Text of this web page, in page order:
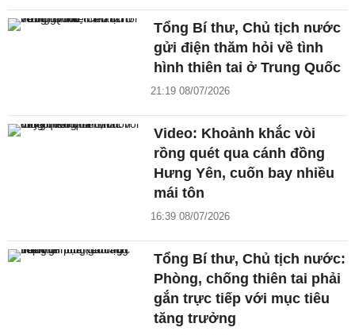
Tổng Bí thư, Chủ tịch nước
gửi điện thăm hỏi về tình
hình thiên tai ở Trung Quốc
21:19 08/07/2026
Video: Khoảnh khắc vòi
rồng quét qua cánh đồng
Hưng Yên, cuốn bay nhiều
mái tôn
16:39 08/07/2026
Tổng Bí thư, Chủ tịch nước:
Phòng, chống thiên tai phải
gắn trực tiếp với mục tiêu
tăng trưởng